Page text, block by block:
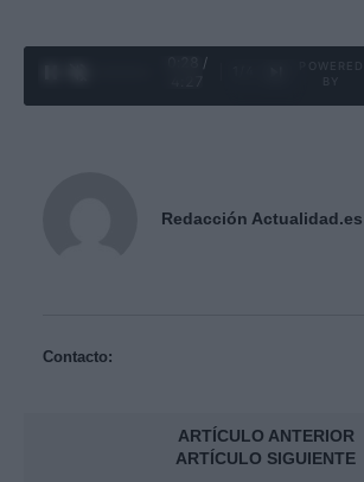
0:29 /
Redacción Actualidad.es
Contacto:
ARTÍCULO ANTERIOR
ARTÍCULO SIGUIENTE